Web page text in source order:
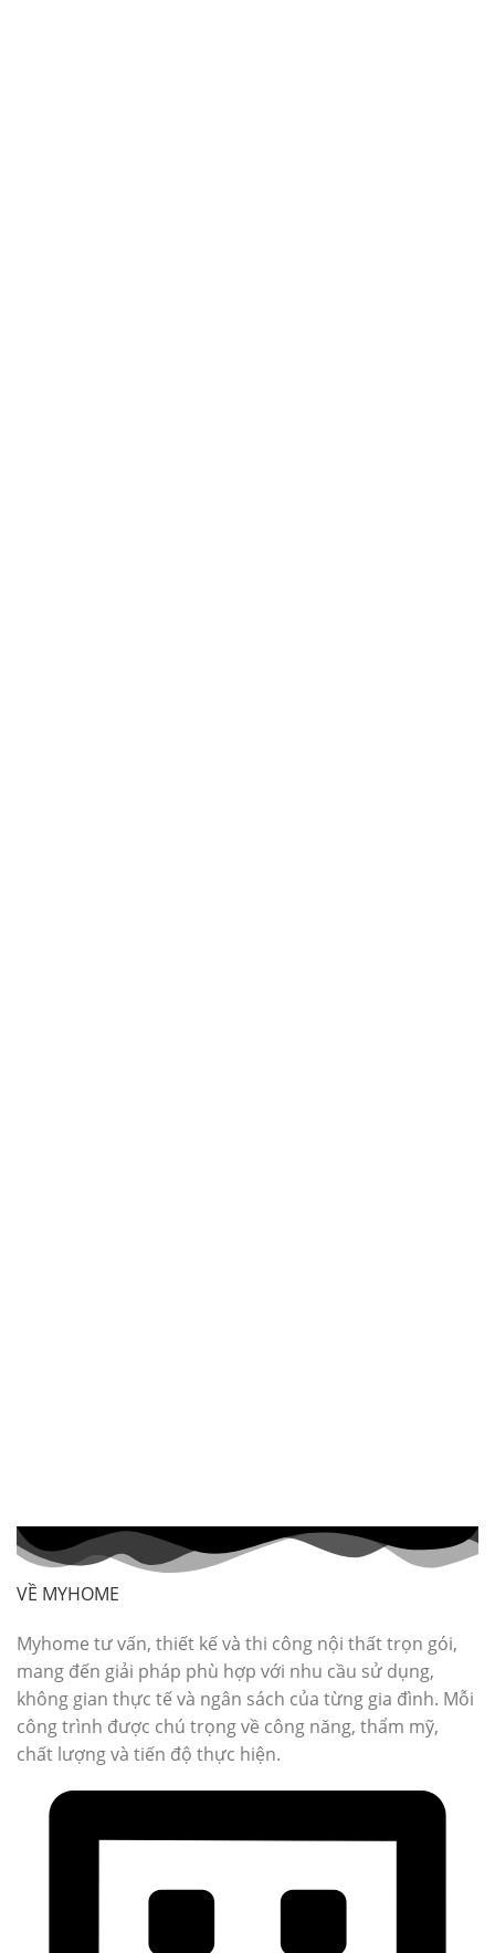
VỀ MYHOME
Myhome tư vấn, thiết kế và thi công nội thất trọn gói,
mang đến giải pháp phù hợp với nhu cầu sử dụng,
không gian thực tế và ngân sách của từng gia đình. Mỗi
công trình được chú trọng về công năng, thẩm mỹ,
chất lượng và tiến độ thực hiện.